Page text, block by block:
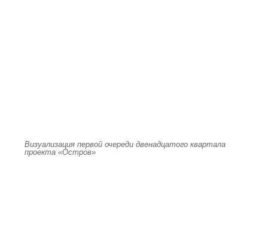
Визуализация первой очереди двенадцатого квартала
проекта «Остров»